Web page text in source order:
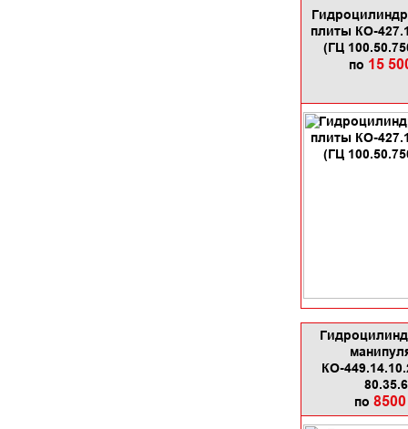
плиты КО-
(ГЦ
по 15
КО-
по8500